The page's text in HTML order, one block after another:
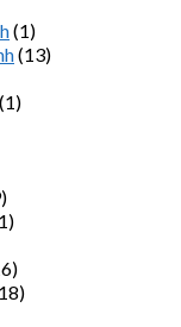
(1)
(13)
(1)